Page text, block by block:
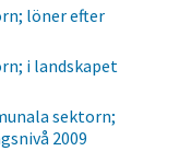
löner efter
i landskapet
sektorn;
2009